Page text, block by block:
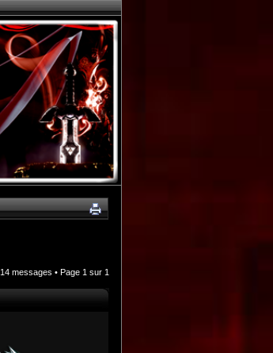
14 messages • Page 1 sur 1